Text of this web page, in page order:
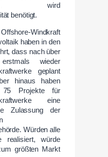
wird
benötigt.
Windkraft
haben in den
dass nach über
wieder
geplant
hinaus haben
75 Projekte für
eine
Zulassung der
Würden alle
realisiert, würde
größten Markt